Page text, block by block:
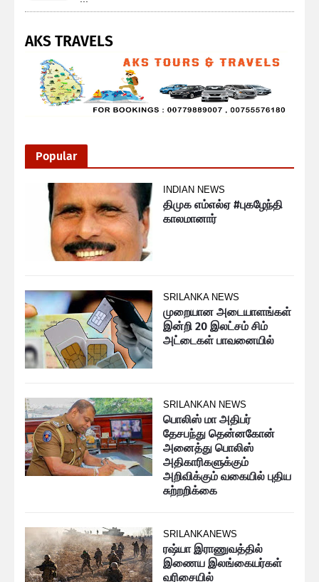
AKS TRAVELS
Popular
INDIAN NEWS
திமுக எம்எல்ஏ #புகழேந்தி
காலமானார்
SRILANKA NEWS
முறையான அடையாளங்கள்
இன்றி 20 இலட்சம் சிம்
அட்டைகள் பாவனையில்
SRILANKAN NEWS
பொலிஸ் மா அதிபர்
தேசபந்து தென்னகோன்
அனைத்து பொலிஸ்
அதிகாரிகளுக்கும்
அறிவிக்கும் வகையில் புதிய
சுற்றறிக்கை
SRILANKANEWS
ரஷ்யா இராணுவத்தில்
இணைய இலங்கையர்கள்
வரிசையில்